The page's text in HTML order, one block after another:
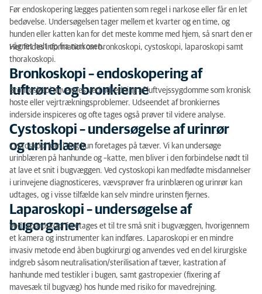
Bronkoskopi – endoskopering af luftrøret og
bronkierne
Cystoskopi – undersøgelse af urinrør og urinblære
Laparoskopi – undersøgelse af bugorganer
Thorakoskopi – undersøgelse af brysthule
Før endoskopering lægges patienten som regel i narkose eller får en let
bedøvelse. Undersøgelsen tager mellem et kvarter og en time, og
hunden eller katten kan for det meste komme med hjem, så snart den er
vågnet helt op fra narkosen.
Her findes information om bronkoskopi, cystoskopi, laparoskopi samt
thorakoskopi.
Bronkoskopi – endoskopering af
luftrøret og bronkierne
Bronkoskopi anvendes ved udredning af luftvejssygdomme som kronisk
hoste eller vejrtrækningsproblemer. Udseendet af bronkiernes
inderside inspiceres og ofte tages også prøver til videre analyse.
Cystoskopi – undersøgelse af urinrør
og urinblære
Cystoskopi kan i dag kun foretages på tæver. Vi kan undersøge
urinblæren på hanhunde og –katte, men bliver i den forbindelse nødt til
at lave et snit i bugvæggen. Ved cystoskopi kan medfødte misdannelser
i urinvejene diagnosticeres, vævsprøver fra urinblæren og urinrør kan
udtages, og i visse tilfælde kan selv mindre urinsten fjernes.
Laparoskopi – undersøgelse af
bugorganer
Ved laparoskopi foretages et til tre små snit i bugvæggen, hvorigennem
et kamera og instrumenter kan indføres. Laparoskopi er en mindre
invasiv metode end åben bugkirurgi og anvendes ved en del kirurgiske
indgreb såsom neutralisation/sterilisation af tæver, kastration af
hanhunde med testikler i bugen, samt gastropexier (fixering af
mavesæk til bugvæg) hos hunde med risiko for mavedrejning.